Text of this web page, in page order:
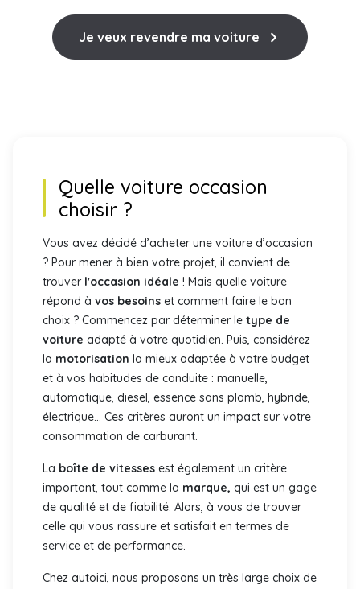
Je veux revendre ma voiture
Quelle voiture occasion
choisir ?
Vous avez décidé d’acheter une voiture d’occasion
? Pour mener à bien votre projet, il convient de
trouver l'occasion idéale ! Mais quelle voiture
répond à vos besoins et comment faire le bon
choix ? Commencez par déterminer le type de
voiture adapté à votre quotidien. Puis, considérez
la motorisation la mieux adaptée à votre budget
et à vos habitudes de conduite : manuelle,
automatique, diesel, essence sans plomb, hybride,
électrique... Ces critères auront un impact sur votre
consommation de carburant.
La boîte de vitesses est également un critère
important, tout comme la marque, qui est un gage
de qualité et de fiabilité. Alors, à vous de trouver
celle qui vous rassure et satisfait en termes de
service et de performance.
Chez autoici, nous proposons un très large choix de